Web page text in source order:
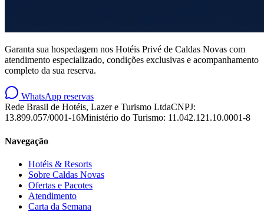
Garanta sua hospedagem nos Hotéis Privé de Caldas Novas com
atendimento especializado, condições exclusivas e acompanhamento
completo da sua reserva.
WhatsApp reservas
Rede Brasil de Hotéis, Lazer e Turismo LtdaCNPJ:
13.899.057/0001-16Ministério do Turismo: 11.042.121.10.0001-8
Navegação
Hotéis & Resorts
Sobre Caldas Novas
Ofertas e Pacotes
Atendimento
Carta da Semana